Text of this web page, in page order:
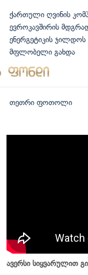
ქართული ღვინის
ევროკავშირის
ენერგეტიკის ჯილდოს
მფლობელი გახდა
თეთრი ფოთოლი
ავერსი სიყვარულით